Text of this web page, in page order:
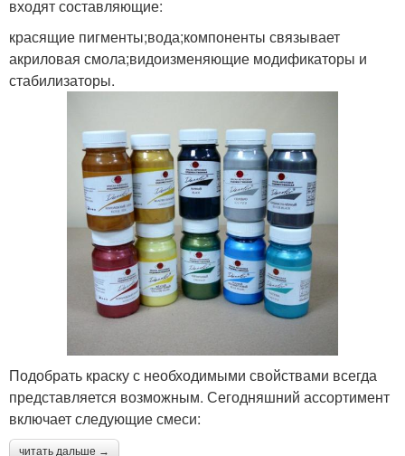
входят составляющие:
красящие пигменты;вода;компоненты связывает
акриловая смола;видоизменяющие модификаторы и
стабилизаторы.
Подобрать краску с необходимыми свойствами всегда
представляется возможным. Сегодняшний ассортимент
включает следующие смеси:
читать дальше →